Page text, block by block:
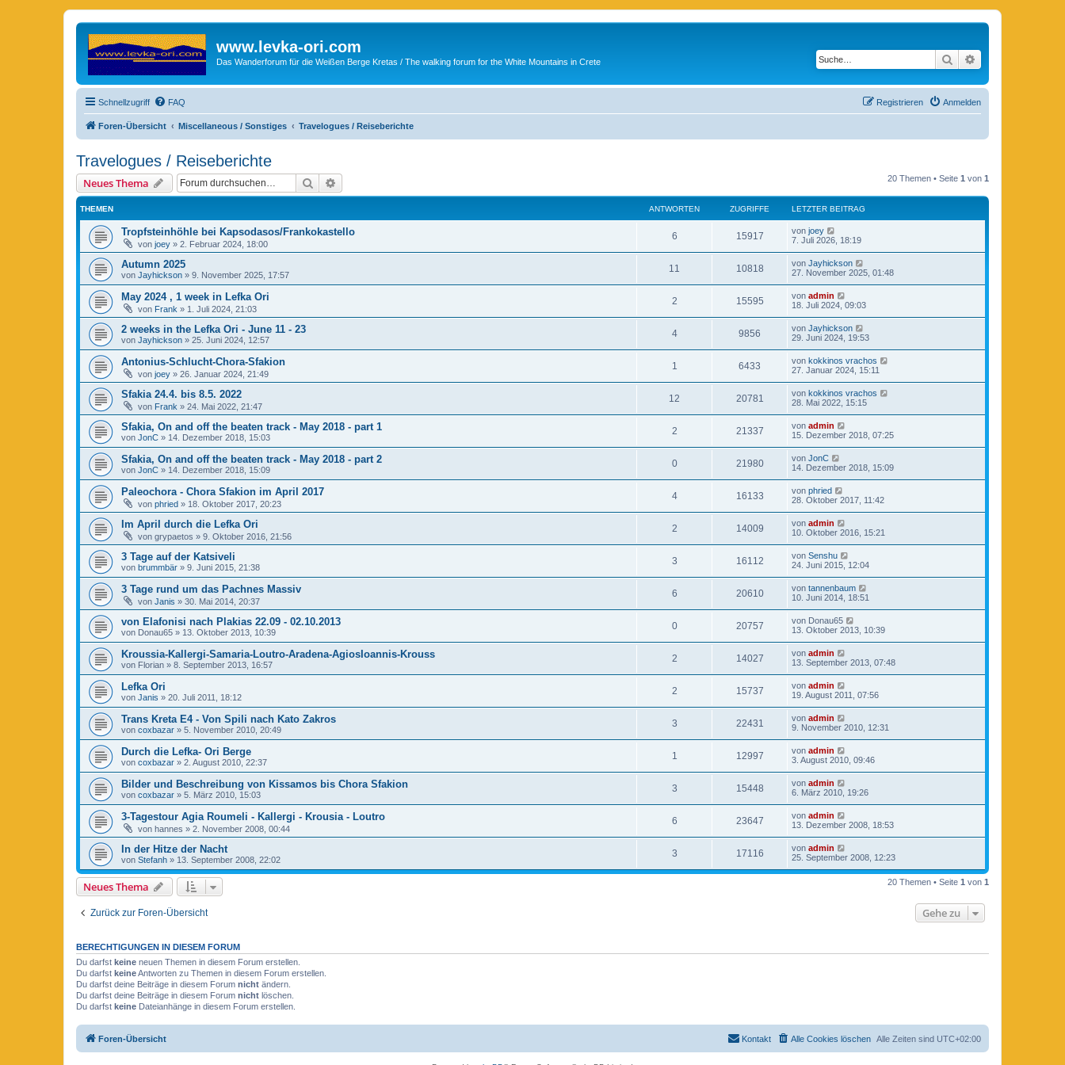
www.levka-ori.com
Das Wanderforum für die Weißen Berge Kretas / The walking forum for the White Mountains in Crete Suche
Schnellzugriff FAQ Anmelden
Registrieren
Foren-Übersicht Miscellaneous / Sonstiges Travelogues / Reiseberichte
Travelogues / Reiseberichte
Neues Thema Suche 20 Themen • Seite 1 von 1
THEMEN ANTWORTEN ZUGRIFFE LETZTER BEITRAG
Tropfsteinhöhle bei Kapsodasos/Frankokastello
von joey » 2. Februar 2024, 18:00
6 15917 von joey
7. Juli 2026, 18:19
Autumn 2025
von Jayhickson » 9. November 2025, 17:57
11 10818 von Jayhickson
27. November 2025, 01:48
May 2024 , 1 week in Lefka Ori
von Frank » 1. Juli 2024, 21:03
2 15595 von admin
18. Juli 2024, 09:03
2 weeks in the Lefka Ori - June 11 - 23
von Jayhickson » 25. Juni 2024, 12:57
4 9856 von Jayhickson
29. Juni 2024, 19:53
Antonius-Schlucht-Chora-Sfakion
von joey » 26. Januar 2024, 21:49
1 6433 von kokkinos vrachos
27. Januar 2024, 15:11
Sfakia 24.4. bis 8.5. 2022
von Frank » 24. Mai 2022, 21:47
12 20781 von kokkinos vrachos
28. Mai 2022, 15:15
Sfakia, On and off the beaten track - May 2018 - part 1
von JonC » 14. Dezember 2018, 15:03
2 21337 von admin
15. Dezember 2018, 07:25
Sfakia, On and off the beaten track - May 2018 - part 2
von JonC » 14. Dezember 2018, 15:09
0 21980 von JonC
14. Dezember 2018, 15:09
Paleochora - Chora Sfakion im April 2017
von phried » 18. Oktober 2017, 20:23
4 16133 von phried
28. Oktober 2017, 11:42
Im April durch die Lefka Ori
von grypaetos » 9. Oktober 2016, 21:56
2 14009 von admin
10. Oktober 2016, 15:21
3 Tage auf der Katsiveli
von brummbär » 9. Juni 2015, 21:38
3 16112 von Senshu
24. Juni 2015, 12:04
3 Tage rund um das Pachnes Massiv
von Janis » 30. Mai 2014, 20:37
6 20610 von tannenbaum
10. Juni 2014, 18:51
von Elafonisi nach Plakias 22.09 - 02.10.2013
von Donau65 » 13. Oktober 2013, 10:39
0 20757 von Donau65
13. Oktober 2013, 10:39
Kroussia-Kallergi-Samaria-Loutro-Aradena-AgiosIoannis-Krouss
von Florian » 8. September 2013, 16:57
2 14027 von admin
13. September 2013, 07:48
Lefka Ori
von Janis » 20. Juli 2011, 18:12
2 15737 von admin
19. August 2011, 07:56
Trans Kreta E4 - Von Spili nach Kato Zakros
von coxbazar » 5. November 2010, 20:49
3 22431 von admin
9. November 2010, 12:31
Durch die Lefka- Ori Berge
von coxbazar » 2. August 2010, 22:37
1 12997 von admin
3. August 2010, 09:46
Bilder und Beschreibung von Kissamos bis Chora Sfakion
von coxbazar » 5. März 2010, 15:03
3 15448 von admin
6. März 2010, 19:26
3-Tagestour Agia Roumeli - Kallergi - Krousia - Loutro
von hannes » 2. November 2008, 00:44
6 23647 von admin
13. Dezember 2008, 18:53
In der Hitze der Nacht
von Stefanh » 13. September 2008, 22:02
3 17116 von admin
25. September 2008, 12:23
Neues Thema 20 Themen • Seite 1 von 1
Zurück zur Foren-Übersicht Gehe zu
BERECHTIGUNGEN IN DIESEM FORUM
Du darfst keine neuen Themen in diesem Forum erstellen.
Du darfst keineAntworten zu Themen in diesem Forum erstellen.
Du darfst deine Beiträge in diesem Forum nicht ändern.
Du darfst deine Beiträge in diesem Forum nicht löschen.
Du darfst keine Dateianhänge in diesem Forum erstellen.
Foren-Übersicht Alle Zeiten sind UTC+02:00
Alle Cookies löschen
Kontakt